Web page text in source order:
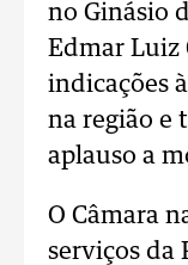
no Ginásio
Edmar Luiz
indicações
na região e
aplauso a
O Câmara
serviços da